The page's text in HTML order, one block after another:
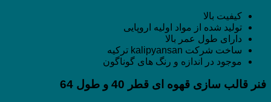
کیفیت بالا
تولید شده از مواد اولیه اروپایی
دارای طول عمر بالا
ساخت شرکت kalipyansan ترکیه
موجود در اندازه و رنگ های گوناگون
فنر قالب سازی قهوه ای قطر 40 و طول 64